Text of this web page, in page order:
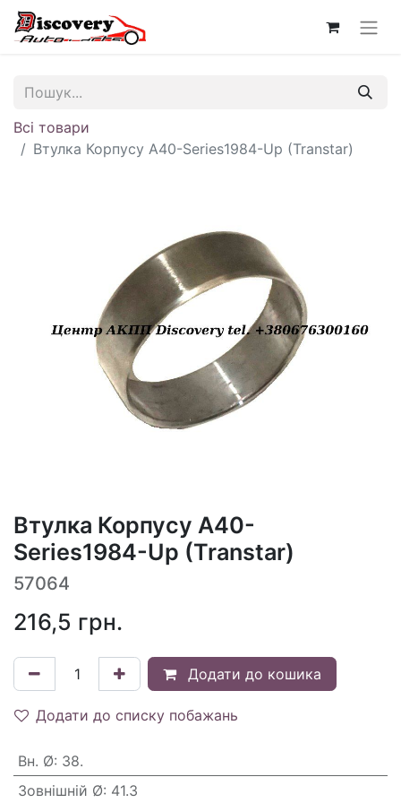
Всі товари
Втулка Корпусу A40-Series1984-Up (Transtar)
Втулка Корпусу A40-
Series1984-Up (Transtar)
57064
216,5 грн.
Додати до кошика
Додати до списку побажань
Вн. Ø: 38.
Зовнішній Ø: 41.3